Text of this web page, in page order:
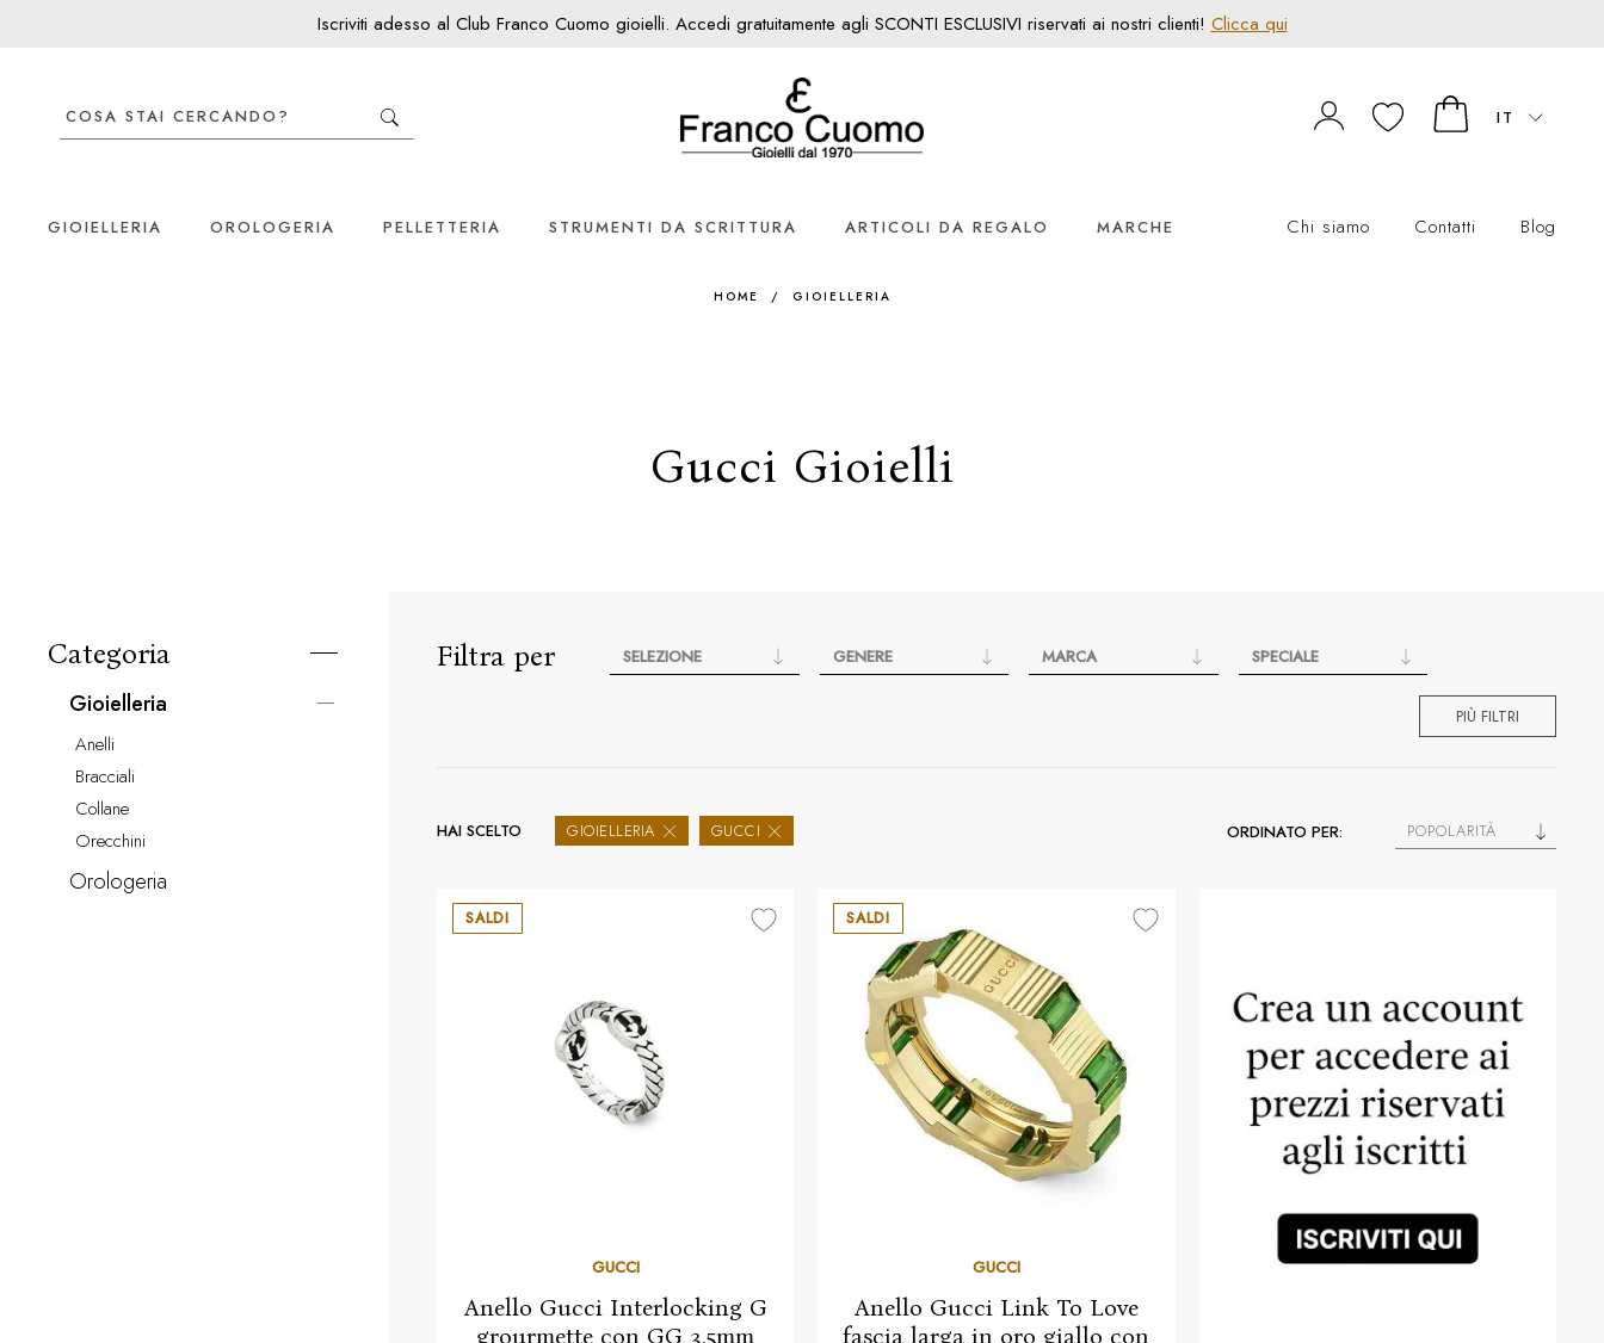
Iscriviti adesso al Club Franco Cuomo gioielli. Accedi gratuitamente agli SCONTI ESCLUSIVI riservati ai nostri clienti! Clicca qui
IT
GIOIELLERIA OROLOGERIA PELLETTERIA STRUMENTI DA SCRITTURA ARTICOLI DA REGALO MARCHE Chi siamo Contatti Blog
HOME / GIOIELLERIA
Gucci Gioielli
Filtra per
Categoria
gioielleria
anelli
bracciali
collane
orecchini
orologeria
SELEZIONE GENERE MARCA SPECIALE
PIÙ FILTRI
HAI SCELTO GIOIELLERIA GUCCI ORDINATO PER: POPOLARITÀ
SALDI
22
GUCCI
Anello Gucci Interlocking G
grourmette con GG 3,5mm
SALDI
15
GUCCI
Anello Gucci Link To Love
fascia larga in oro giallo con